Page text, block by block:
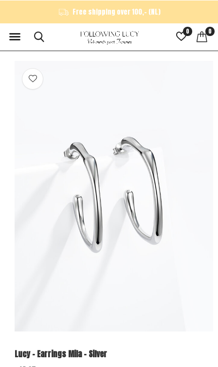
0 0
Free shipping over 100,- (NL)
Lucy - Earrings Mila - Silver